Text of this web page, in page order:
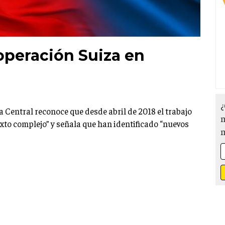
Suiza en
reconoce que desde abril de 2018 el trabajo
complejo” y señala que han identificado “nuevos